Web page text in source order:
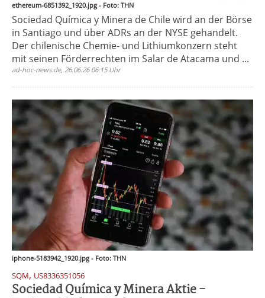
ethereum-6851392_1920.jpg - Foto: THN
Sociedad Química y Minera de Chile wird an der Börse
in Santiago und über ADRs an der NYSE gehandelt.
Der chilenische Chemie- und Lithiumkonzern steht
mit seinen Förderrechten im Salar de Atacama und ...
ad-hoc-news.de, 26.06.26 06:15 Uhr
iphone-5183942_1920.jpg - Foto: THN
SQM, US8336351056
Sociedad Química y Minera Aktie -